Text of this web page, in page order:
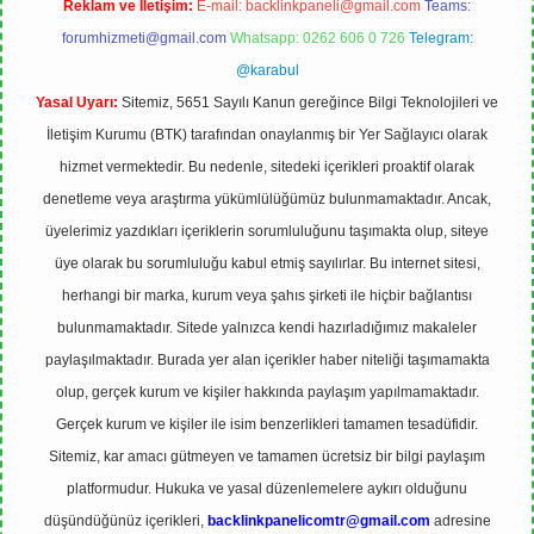
Reklam ve İletişim: E-mail: backlinkpaneli@gmail.com Teams:
forumhizmeti@gmail.com Whatsapp: 0262 606 0 726 Telegram:
@karabul
Yasal Uyarı: Sitemiz, 5651 Sayılı Kanun gereğince Bilgi Teknolojileri ve
İletişim Kurumu (BTK) tarafından onaylanmış bir Yer Sağlayıcı olarak
hizmet vermektedir. Bu nedenle, sitedeki içerikleri proaktif olarak
denetleme veya araştırma yükümlülüğümüz bulunmamaktadır. Ancak,
üyelerimiz yazdıkları içeriklerin sorumluluğunu taşımakta olup, siteye
üye olarak bu sorumluluğu kabul etmiş sayılırlar. Bu internet sitesi,
herhangi bir marka, kurum veya şahıs şirketi ile hiçbir bağlantısı
bulunmamaktadır. Sitede yalnızca kendi hazırladığımız makaleler
paylaşılmaktadır. Burada yer alan içerikler haber niteliği taşımamakta
olup, gerçek kurum ve kişiler hakkında paylaşım yapılmamaktadır.
Gerçek kurum ve kişiler ile isim benzerlikleri tamamen tesadüfidir.
Sitemiz, kar amacı gütmeyen ve tamamen ücretsiz bir bilgi paylaşım
platformudur. Hukuka ve yasal düzenlemelere aykırı olduğunu
düşündüğünüz içerikleri, backlinkpanelicomtr@gmail.com adresine